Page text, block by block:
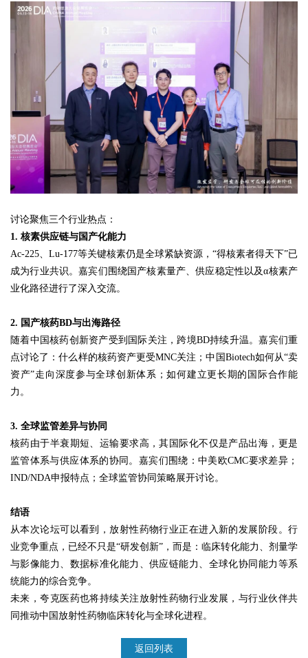
讨论聚焦三个行业热点：
1. 核素供应链与国产化能力
Ac-225、Lu-177等关键核素仍是全球紧缺资源，“得核素者得天下”已
成为行业共识。嘉宾们围绕国产核素量产、供应稳定性以及α核素产
业化路径进行了深入交流。
2. 国产核药BD与出海路径
随着中国核药创新资产受到国际关注，跨境BD持续升温。嘉宾们重
点讨论了：什么样的核药资产更受MNC关注；中国Biotech如何从“卖
资产”走向深度参与全球创新体系；如何建立更长期的国际合作能
力。
3. 全球监管差异与协同
核药由于半衰期短、运输要求高，其国际化不仅是产品出海，更是
监管体系与供应体系的协同。嘉宾们围绕：中美欧CMC要求差异；
IND/NDA申报特点；全球监管协同策略展开讨论。
结语
从本次论坛可以看到，放射性药物行业正在进入新的发展阶段。行
业竞争重点，已经不只是“研发创新”，而是：临床转化能力、剂量学
与影像能力、数据标准化能力、供应链能力、全球化协同能力等系
统能力的综合竞争。
未来，夸克医药也将持续关注放射性药物行业发展，与行业伙伴共
同推动中国放射性药物临床转化与全球化进程。
返回列表